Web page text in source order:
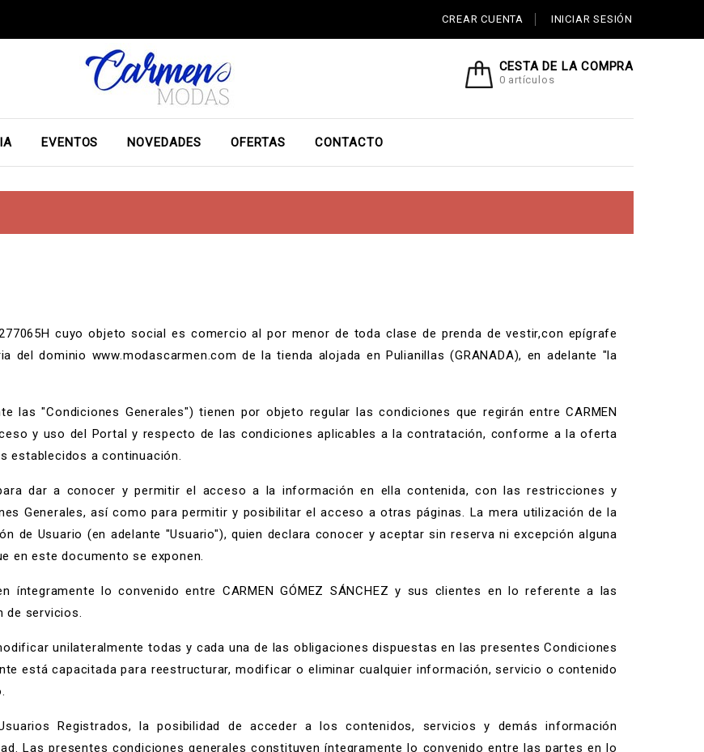
CREAR CUENTA INICIAR SESIÓN
CESTA DE LA COMPRA
0 artículos
EVENTOS NOVEDADES OFERTAS CONTACTO
cuyo objeto social es comercio al por menor de toda clase de prenda de vestir,con epígrafe
del dominio www.modascarmen.com de la tienda alojada en Pulianillas (GRANADA), en adelante "la
las "Condiciones Generales") tienen por objeto regular las condiciones que regirán entre CARMEN
y uso del Portal y respecto de las condiciones aplicables a la contratación, conforme a la oferta
establecidos a continuación.
dar a conocer y permitir el acceso a la información en ella contenida, con las restricciones y
Generales, así como para permitir y posibilitar el acceso a otras páginas. La mera utilización de la
de Usuario (en adelante "Usuario"), quien declara conocer y aceptar sin reserva ni excepción alguna
en este documento se exponen.
íntegramente lo convenido entre CARMEN GÓMEZ SÁNCHEZ y sus clientes en lo referente a las
de servicios.
unilateralmente todas y cada una de las obligaciones dispuestas en las presentes Condiciones
está capacitada para reestructurar, modificar o eliminar cualquier información, servicio o contenido
Registrados, la posibilidad de acceder a los contenidos, servicios y demás información
Las presentes condiciones generales constituyen íntegramente lo convenido entre las partes en lo